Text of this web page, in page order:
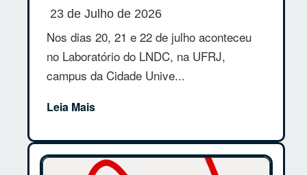
23 de Julho de 2026
Nos dias 20, 21 e 22 de julho aconteceu
no Laboratório do LNDC, na UFRJ,
campus da Cidade Unive...
Leia Mais